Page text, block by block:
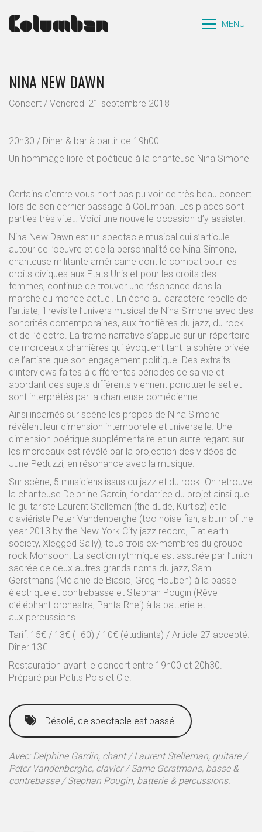
MENU
NINA NEW DAWN
Concert / Vendredi 21 septembre 2018
20h30 / Dîner & bar à partir de 19h00
Un hommage libre et poétique à la chanteuse Nina Simone
Certains d’entre vous n’ont pas pu voir ce très beau concert
lors de son dernier passage à Columban. Les places sont
parties très vite… Voici une nouvelle occasion d’y assister!
Nina New Dawn est un spectacle musical qui s’articule
autour de l’oeuvre et de la personnalité de Nina Simone,
chanteuse militante américaine dont le combat pour les
droits civiques aux Etats Unis et pour les droits des
femmes, continue de trouver une résonance dans la
marche du monde actuel. En écho au caractère rebelle de
l’artiste, il revisite l’univers musical de Nina Simone avec des
sonorités contemporaines, aux frontières du jazz, du rock
et de l’électro. La trame narrative s’appuie sur un répertoire
de morceaux charnières qui évoquent tant la sphère privée
de l’artiste que son engagement politique. Des extraits
d’interviews faites à différentes périodes de sa vie et
abordant des sujets différents viennent ponctuer le set et
sont interprétés par la chanteuse-comédienne.
Ainsi incarnés sur scène les propos de Nina Simone
révèlent leur dimension intemporelle et universelle. Une
dimension poétique supplémentaire et un autre regard sur
les morceaux est révélé par la projection des vidéos de
June Peduzzi, en résonance avec la musique.
Sur scène, 5 musiciens issus du jazz et du rock. On retrouve
la chanteuse Delphine Gardin, fondatrice du projet ainsi que
le guitariste Laurent Stelleman (the dude, Kurtisz) et le
claviériste Peter Vandenberghe (too noise fish, album of the
year 2013 by the New-York City jazz record, Flat earth
society, Xlegged Sally), tous trois ex-membres du groupe
rock Monsoon. La section rythmique est assurée par l’union
sacrée de deux autres grands noms du jazz, Sam
Gerstmans (Mélanie de Biasio, Greg Houben) à la basse
électrique et contrebasse et Stephan Pougin (Rêve
d’éléphant orchestra, Panta Rhei) à la batterie et
aux percussions.
Tarif: 15€ / 13€ (+60) / 10€ (étudiants) / Article 27 accepté.
Dîner 13€.
Restauration avant le concert entre 19h00 et 20h30.
Préparé par Petits Pois et Cie.
Désolé, ce spectacle est passé.
Avec: Delphine Gardin, chant / Laurent Stelleman, guitare /
Peter Vandenberghe, clavier / Same Gerstmans, basse &
contrebasse / Stephan Pougin, batterie & percussions.